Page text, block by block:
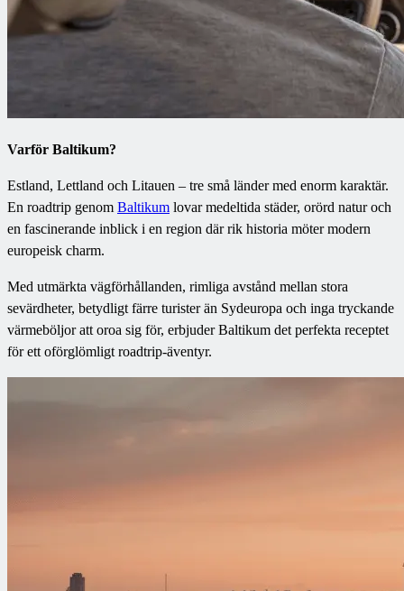
Varför Baltikum?
Estland, Lettland och Litauen – tre små länder med enorm karaktär.
En roadtrip genom Baltikum lovar medeltida städer, orörd natur och
en fascinerande inblick i en region där rik historia möter modern
europeisk charm.
Med utmärkta vägförhållanden, rimliga avstånd mellan stora
sevärdheter, betydligt färre turister än Sydeuropa och inga tryckande
värmeböljor att oroa sig för, erbjuder Baltikum det perfekta receptet
för ett oförglömligt roadtrip-äventyr.